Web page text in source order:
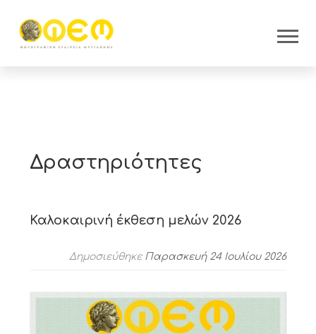
Δραστηριότητες
Καλοκαιρινή έκθεση μελών 2026
Δημοσιεύθηκε Παρασκευή 24 Ιουλίου 2026